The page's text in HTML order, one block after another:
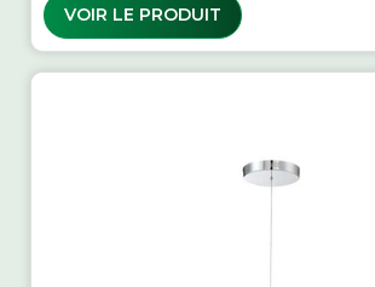
VOIR LE PRODUIT